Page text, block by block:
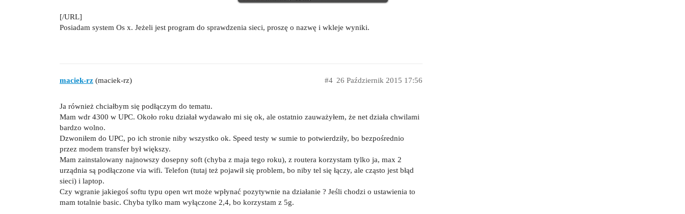
[/URL]
Posiadam system Os x. Jeżeli jest program do sprawdzenia sieci, proszę o nazwę i wkleje wyniki.
maciek-rz (maciek-rz) 26 Październik 2015 17:56
#4
Ja również chciałbym się podłączym do tematu.
Mam wdr 4300 w UPC. Około roku działał wydawało mi się ok, ale ostatnio zauważyłem, że net działa chwilami
bardzo wolno.
Dzwoniłem do UPC, po ich stronie niby wszystko ok. Speed testy w sumie to potwierdziły, bo bezpośrednio
przez modem transfer był większy.
Mam zainstalowany najnowszy dosepny soft (chyba z maja tego roku), z routera korzystam tylko ja, max 2
urządnia są podłączone via wifi. Telefon (tutaj też pojawił się problem, bo niby tel się łączy, ale cząsto jest błąd
sieci) i laptop.
Czy wgranie jakiegoś softu typu open wrt może wpłynać pozytywnie na działanie ? Jeśli chodzi o ustawienia to
mam totalnie basic. Chyba tylko mam wyłączone 2,4, bo korzystam z 5g.